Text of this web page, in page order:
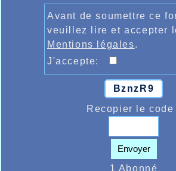
Avant de soumettre ce
veuillez lire et accepter
Mentions légales.
J'accepte:
BznzR9
Recopier le code
Envoyer
1 Abonné